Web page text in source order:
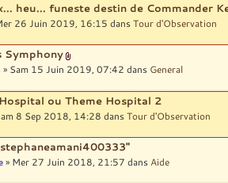
heu... funeste destin de Commander
26 Juin 2019, 16:15 dansTour d'Observation
Symphony
» Sam 15 Juin 2019, 07:42 dans General
ou Theme Hospital 2
8 Sep 2018, 14:28 dansTour d'Observation
» Mer 27 Juin 2018, 21:57 dans Aide